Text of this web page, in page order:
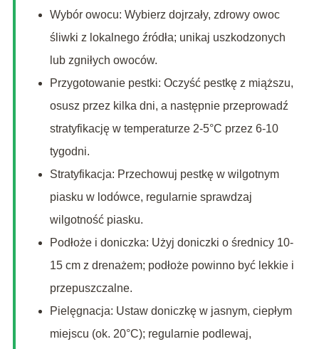
Wybór owocu: Wybierz dojrzały, zdrowy owoc
śliwki z lokalnego źródła; unikaj uszkodzonych
lub zgniłych owoców.
Przygotowanie pestki: Oczyść pestkę z miąższu,
osusz przez kilka dni, a następnie przeprowadź
stratyfikację w temperaturze 2-5°C przez 6-10
tygodni.
Stratyfikacja: Przechowuj pestkę w wilgotnym
piasku w lodówce, regularnie sprawdzaj
wilgotność piasku.
Podłoże i doniczka: Użyj doniczki o średnicy 10-
15 cm z drenażem; podłoże powinno być lekkie i
przepuszczalne.
Pielęgnacja: Ustaw doniczkę w jasnym, ciepłym
miejscu (ok. 20°C); regularnie podlewaj,